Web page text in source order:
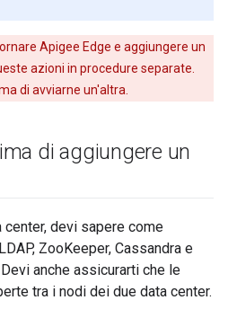
Apigee Edge e aggiungere un
azioni in procedure separate.
di avviarne un'altra.
di aggiungere un
center, devi sapere come
ZooKeeper, Cassandra e
anche assicurarti che le
tra i nodi dei due data center.